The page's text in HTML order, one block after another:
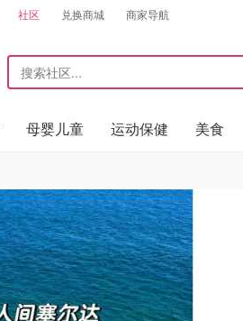
社区 兑换商城 商家导航
母婴儿童 运动保健 美食